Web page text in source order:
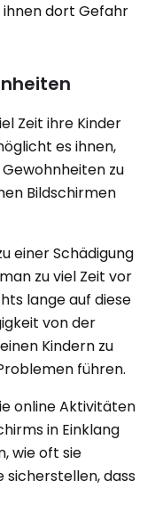
dort Gefahr
Zeit ihre Kinder
es ihnen,
zu
Bildschirmen
einer Schädigung
zu viel Zeit vor
lange auf diese
von der
Kindern zu
führen.
online Aktivitäten
in Einklang
wie oft sie
sicherstellen, dass